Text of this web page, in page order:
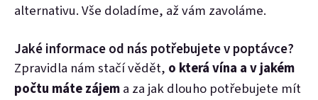
alternativu. Vše doladíme, až vám zavoláme.
Jaké informace od nás potřebujete v poptávce?
Zpravidla nám stačí vědět, o která vína a v jakém
počtu máte zájema za jak dlouho potřebujete mít